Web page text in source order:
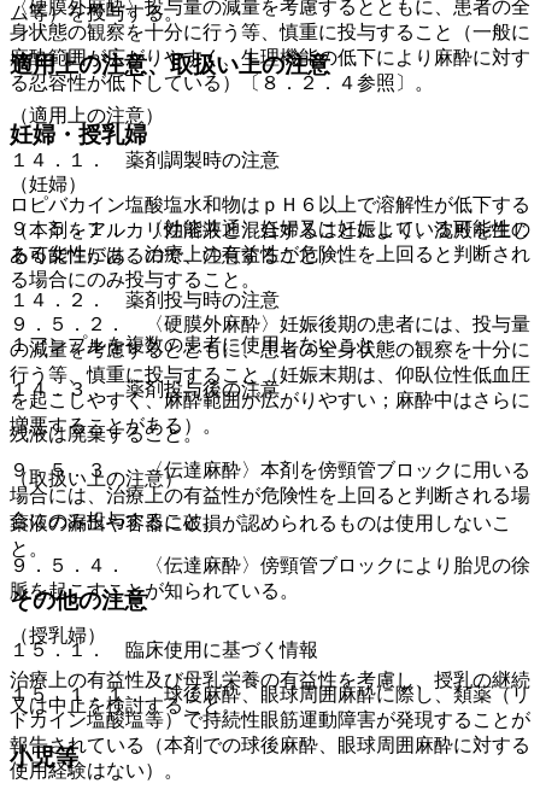
ム等）を投与する。
適用上の注意、取扱い上の注意
（適用上の注意）
１４．１． 薬剤調製時の注意
ロピバカイン塩酸塩水和物はｐＨ６以上で溶解性が低下する
（本剤をアルカリ性溶液と混合することにより、沈殿を生じ
る可能性があるので、注意すること）。
１４．２． 薬剤投与時の注意
１アンプルを複数の患者に使用しないこと。
１４．３． 薬剤投与後の注意
残液は廃棄すること。
（取扱い上の注意）
薬液の漏出や容器に破損が認められるものは使用しないこ
と。
その他の注意
１５．１． 臨床使用に基づく情報
１５．１．１． 球後麻酔、眼球周囲麻酔に際し、類薬（リ
ドカイン塩酸塩等）で持続性眼筋運動障害が発現することが
報告されている（本剤での球後麻酔、眼球周囲麻酔に対する
使用経験はない）。
〈硬膜外麻酔〉投与量の減量を考慮するとともに、患者の全
身状態の観察を十分に行う等、慎重に投与すること（一般に
麻酔範囲が広がりやすく、生理機能の低下により麻酔に対す
る忍容性が低下している）〔８．２．４参照〕。
妊婦・授乳婦
（妊婦）
９．５．１． 〈効能共通〉妊婦又は妊娠している可能性の
ある女性には、治療上の有益性が危険性を上回ると判断され
る場合にのみ投与すること。
９．５．２． 〈硬膜外麻酔〉妊娠後期の患者には、投与量
の減量を考慮するとともに、患者の全身状態の観察を十分に
行う等、慎重に投与すること（妊娠末期は、仰臥位性低血圧
を起こしやすく、麻酔範囲が広がりやすい；麻酔中はさらに
増悪することがある）。
９．５．３． 〈伝達麻酔〉本剤を傍頸管ブロックに用いる
場合には、治療上の有益性が危険性を上回ると判断される場
合にのみ投与すること。
９．５．４． 〈伝達麻酔〉傍頸管ブロックにより胎児の徐
脈を起こすことが知られている。
（授乳婦）
治療上の有益性及び母乳栄養の有益性を考慮し、授乳の継続
又は中止を検討すること。
小児等